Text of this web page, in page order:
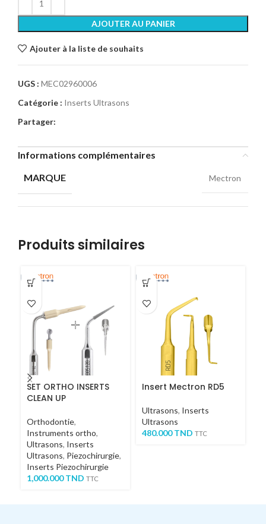
AJOUTER AU PANIER
Ajouter à la liste de souhaits
UGS : MEC02960006
Catégorie : Inserts Ultrasons
Partager:
Informations complémentaires
MARQUE
Mectron
Produits similaires
SET ORTHO INSERTS
CLEAN UP
Orthodontie,
Instruments ortho,
Ultrasons, Inserts
Ultrasons, Piezochirurgie,
Inserts Piezochirurgie
1,000.000TND TTC
Insert Mectron RD5
Ultrasons, Inserts
Ultrasons
480.000TND TTC